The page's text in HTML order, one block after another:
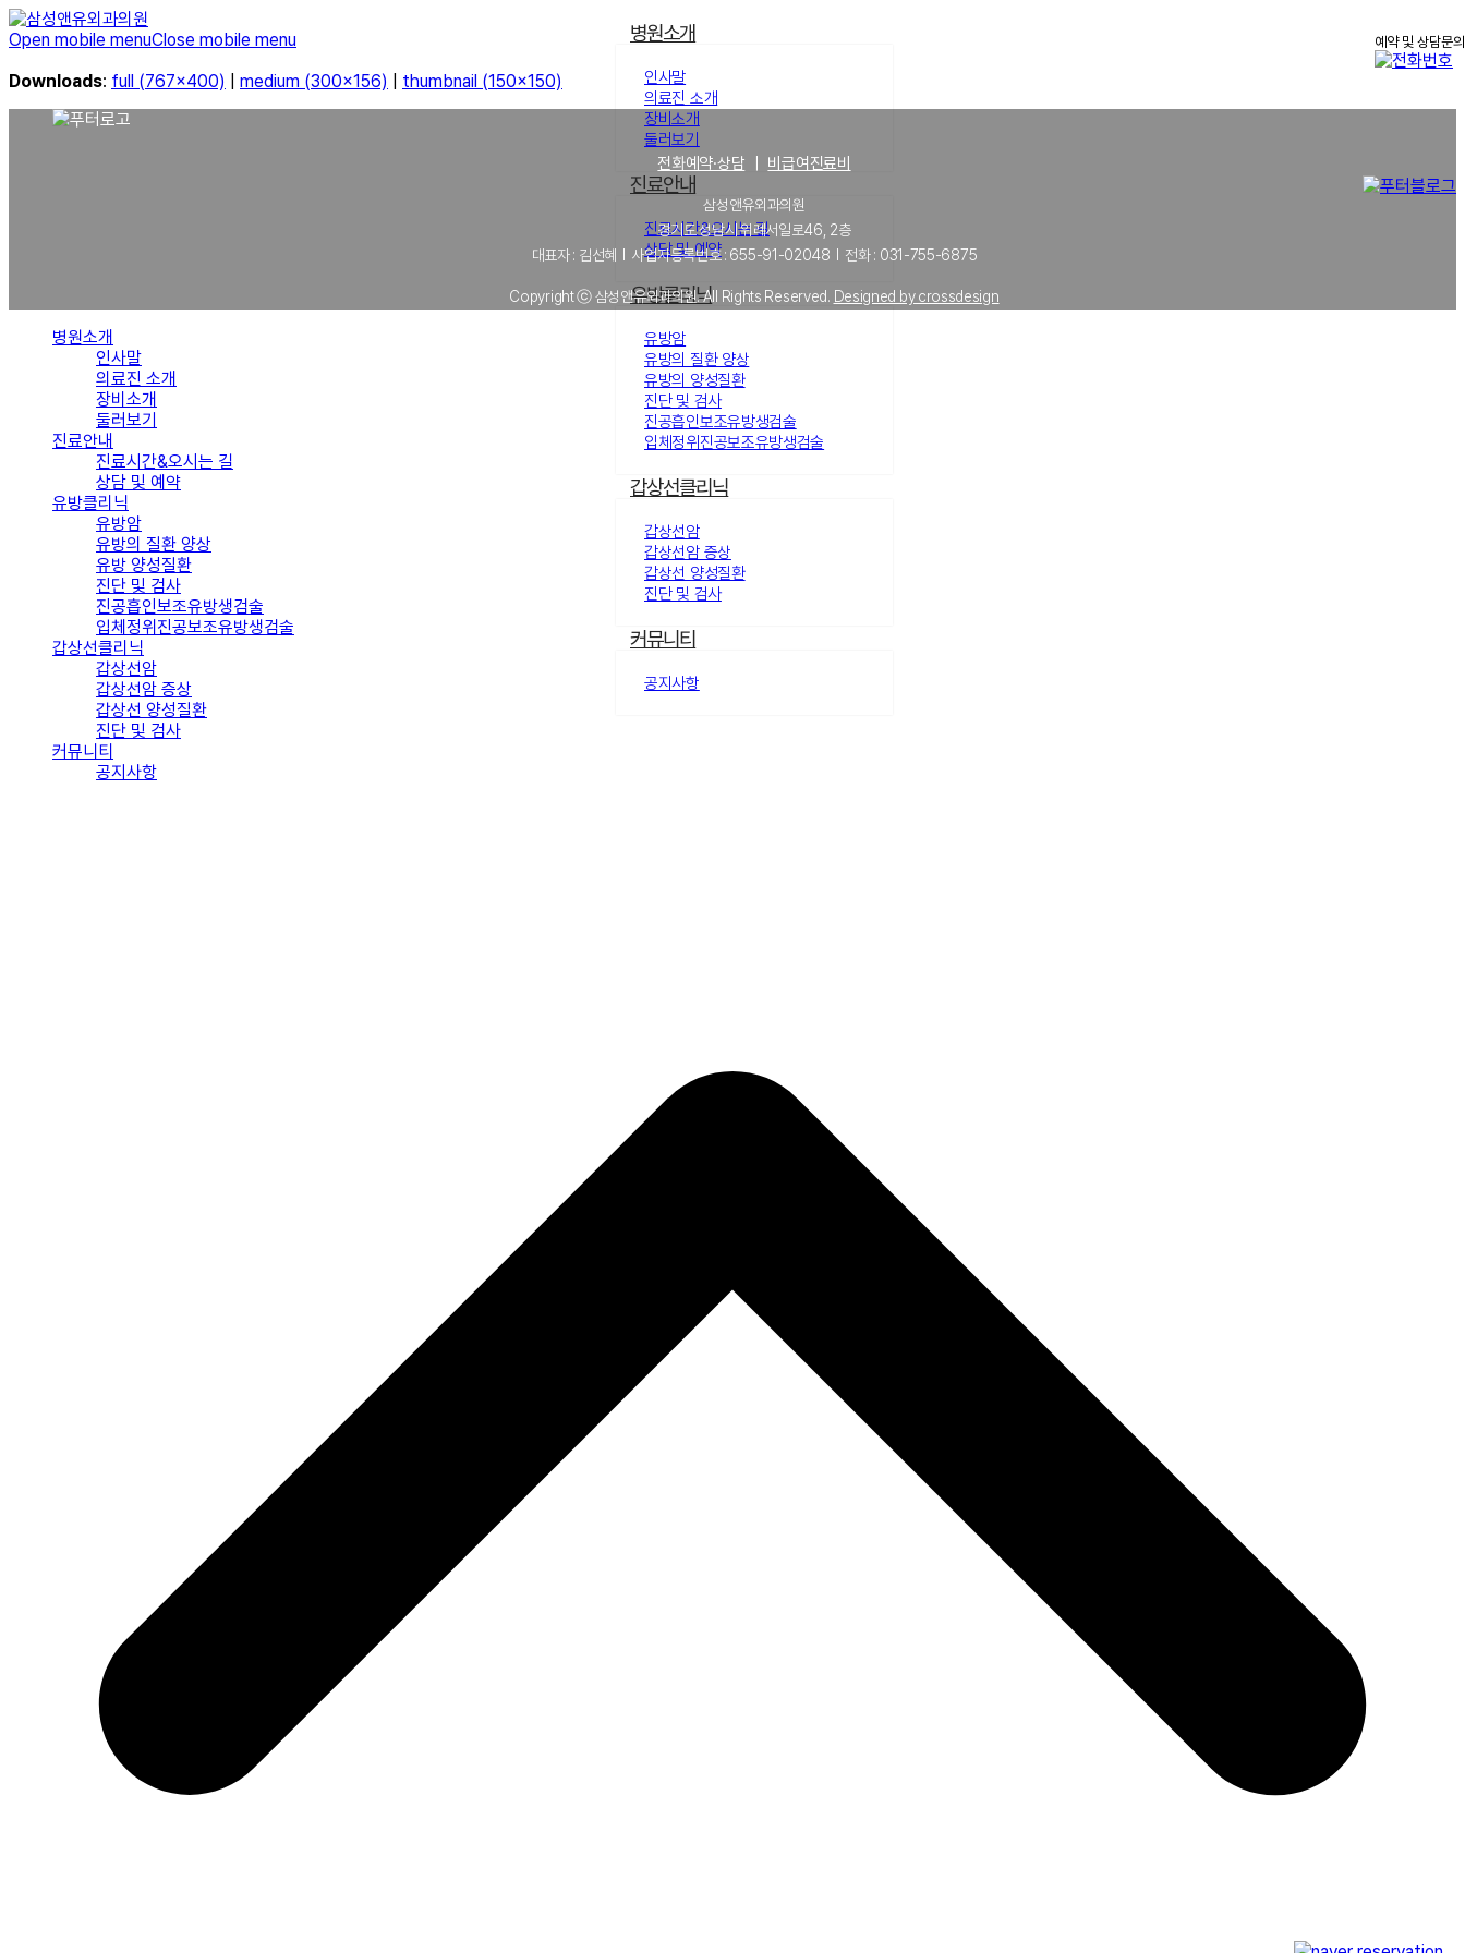
병원소개
인사말
의료진 소개
장비소개
둘러보기
진료안내
진료시간&오시는 길
상담 및 예약
유방클리닉
유방암
유방의 질환 양상
유방의 양성질환
진단 및 검사
진공흡인보조유방생검술
입체정위진공보조유방생검술
갑상선클리닉
갑상선암
갑상선암 증상
갑상선 양성질환
진단 및 검사
커뮤니티
공지사항
Open mobile menuClose mobile menu 예약 및 상담문의
Downloads: full (767x400) medium (300x156) thumbnail (150x150)
전화예약·상담 비급여진료비
삼성앤유외과의원
경기도 성남시 위례서일로46, 2층
대표자 : 김선혜 l 사업자등록번호 : 655-91-02048 l 전화 : 031-755-6875
Copyright ⓒ 삼성앤유외과의원. All Rights Reserved. Designed by crossdesign
병원소개
인사말
의료진 소개
장비소개
둘러보기
진료안내
진료시간&오시는 길
상담 및 예약
유방클리닉
유방암
유방의 질환 양상
유방 양성질환
진단 및 검사
진공흡인보조유방생검술
입체정위진공보조유방생검술
갑상선클리닉
갑상선암
갑상선암 증상
갑상선 양성질환
진단 및 검사
커뮤니티
공지사항